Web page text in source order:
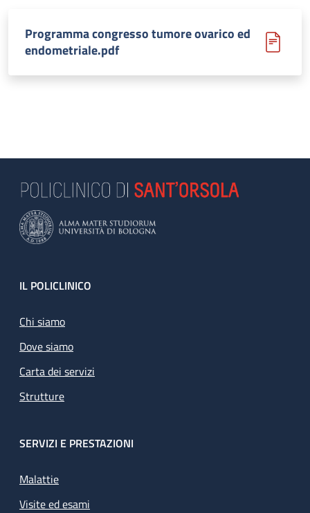
Programma congresso tumore ovarico ed
endometriale.pdf
Footer
IL POLICLINICO
Chi siamo
Dove siamo
Carta dei servizi
Strutture
SERVIZI E PRESTAZIONI
Malattie
Visite ed esami